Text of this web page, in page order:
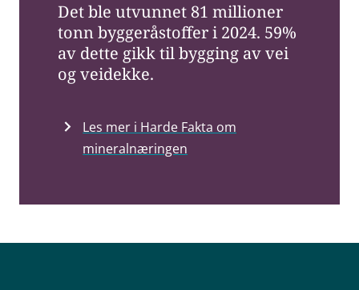
Det ble utvunnet 81 millioner
tonn byggeråstoffer i 2024. 59%
av dette gikk til bygging av vei
og veidekke.
Les mer i Harde Fakta om
mineralnæringen